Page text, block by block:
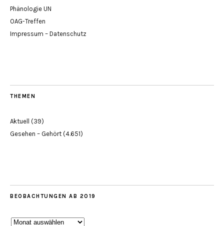
Phänologie UN
OAG-Treffen
Impressum – Datenschutz
THEMEN
Aktuell (39)
Gesehen – Gehört (4.651)
BEOBACHTUNGEN AB 2019
Beobachtungen